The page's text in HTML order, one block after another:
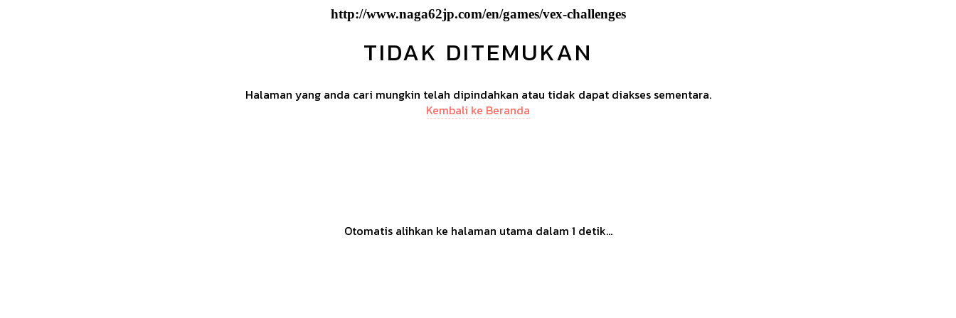
http://www.naga62jp.com/en/games/vex-challenges
TIDAK DITEMUKAN
Halaman yang anda cari mungkin telah dipindahkan atau tidak dapat diakses sementara.
Kembali ke Beranda
Otomatis alihkan ke halaman utama dalam 1 detik...